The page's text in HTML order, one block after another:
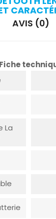
AVIS (0)
Fiche
La